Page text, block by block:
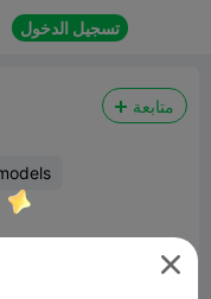
تسجيل الدخول
متابعة
